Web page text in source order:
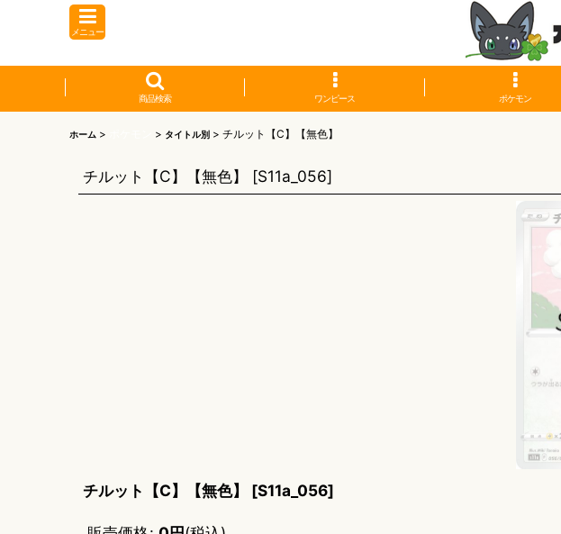
メニュー
商品検索 ワンピース ポケモン
ホーム > > タイトル別 > チルット【C】【無色】
チルット【C】【無色】 [S11a_056]
チルット【C】【無色】 [S11a_056]